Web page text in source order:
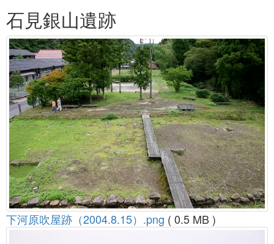
石見銀山遺跡
下河原吹屋跡（2004.8.15）.png ( 0.5 MB )